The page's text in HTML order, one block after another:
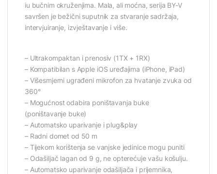
iu bučnim okruženjima. Mala, ali moćna, serija BY-V
savršen je bežični suputnik za stvaranje sadržaja,
intervjuiranje, izvještavanje i više.
– Ultrakompaktan i prenosiv (1TX + 1RX)
– Kompatibilan s Apple iOS uređajima (iPhone, iPad)
– Višesmjerni ugrađeni mikrofon za hvatanje zvuka od
360°
– Mogućnost odabira poništavanja buke
(poništavanje buke)
– Automatsko uparivanje i plug&play
– Radni domet od 50 m
– Tijekom korištenja se vanjske jedinice mogu puniti
– Odašiljač lagan od 9 g, ne opterećuje vašu košulju.
– Automatsko uparivanje odašiljača i prijemnika,